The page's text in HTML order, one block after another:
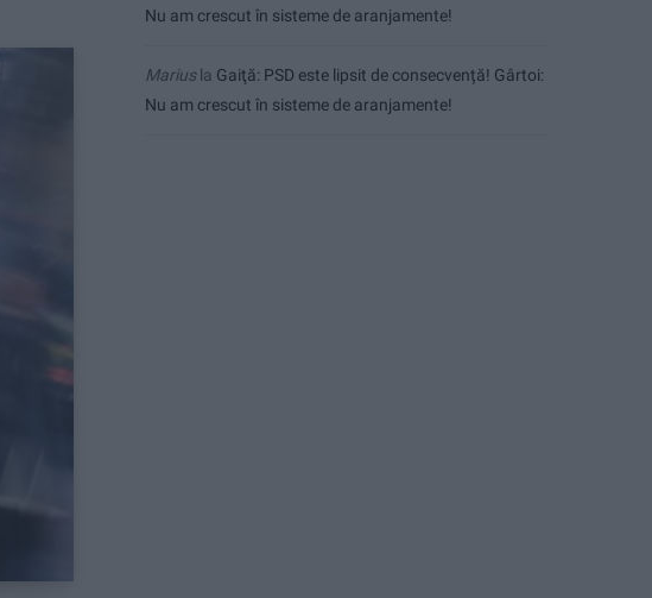
Nu am crescut în sisteme de aranjamente!
Mariusla Gaiţă: PSD este lipsit de consecvență! Gârtoi:
Nu am crescut în sisteme de aranjamente!